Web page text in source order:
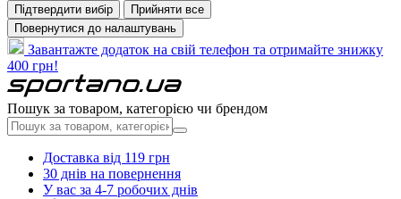
Підтвердити вибір
Прийняти все
Повернутися до налаштувань
Завантажте додаток на свій телефон та отримайте знижку
400 грн!
Пошук за товаром, категорією чи брендом
Доставка від 119 грн
30 днів на повернення
У вас за 4-7 робочих днів